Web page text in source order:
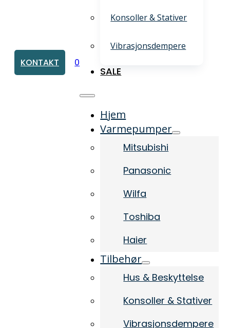
Konsoller & Stativer
Vibrasjonsdempere
SALE
Hjem
Varmepumper
Mitsubishi
Panasonic
Wilfa
Toshiba
Haier
Tilbehør
Hus & Beskyttelse
Konsoller & Stativer
Vibrasjonsdempere
KONTAKT 0